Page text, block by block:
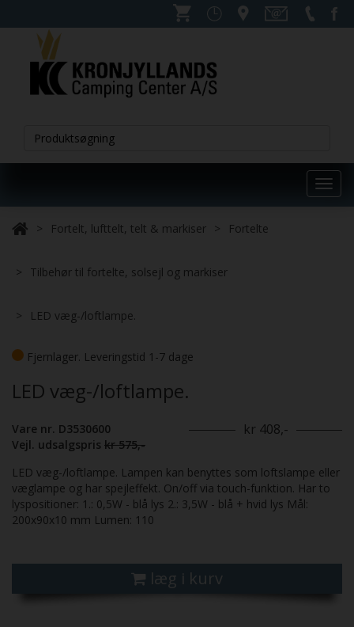
Fortelt, lufttelt, telt & markiser Fortelte
Tilbehør til fortelte, solsejl og markiser
LED væg-/loftlampe.
Fjernlager. Leveringstid 1-7 dage
LED væg-/loftlampe.
Vare nr. D3530600
Vejl. udsalgspris kr 575,-
kr 408,-
LED væg-/loftlampe. Lampen kan benyttes som loftslampe eller
væglampe og har spejleffekt. On/off via touch-funktion. Har to
lyspositioner: 1.: 0,5W - blå lys 2.: 3,5W - blå + hvid lys Mål:
200x90x10 mm Lumen: 110
læg i kurv